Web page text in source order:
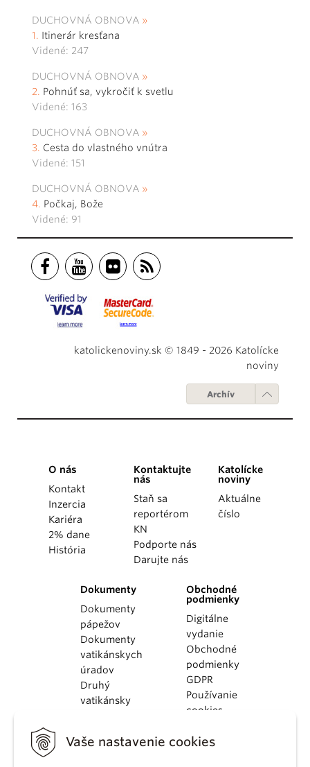
Vaše nastavenie cookies
DUCHOVNÁ OBNOVA
Itinerár kresťana
Videné: 247
DUCHOVNÁ OBNOVA
Pohnúť sa, vykročiť k svetlu
Videné: 163
DUCHOVNÁ OBNOVA
Cesta do vlastného vnútra
Videné: 151
DUCHOVNÁ OBNOVA
Počkaj, Bože
Videné: 91
katolickenoviny.sk © 1849 - 2026 Katolícke
noviny
Archív
O nás
Kontakt
Inzercia
Kariéra
2% dane
História
Kontaktujte
nás
Staň sa
reportérom
KN
Podporte nás
Darujte nás
Katolícke
noviny
Aktuálne
číslo
Dokumenty
Dokumenty
pápežov
Dokumenty
vatikánskych
úradov
Druhý
vatikánsky
KBS
Obchodné
podmienky
Digitálne
vydanie
Obchodné
podmienky
GDPR
Používanie
cookies